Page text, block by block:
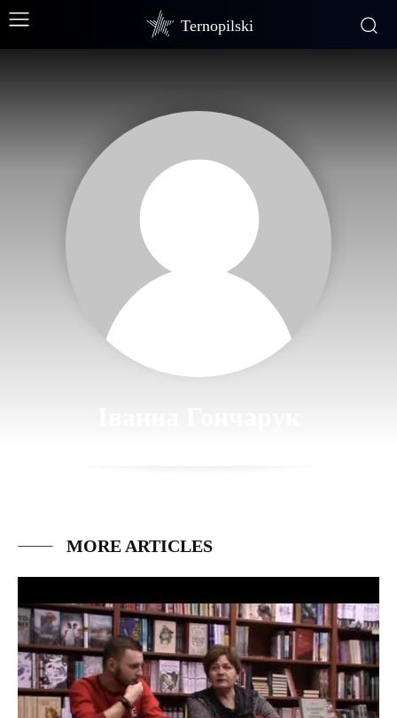
Ternopilski
MORE ARTICLES